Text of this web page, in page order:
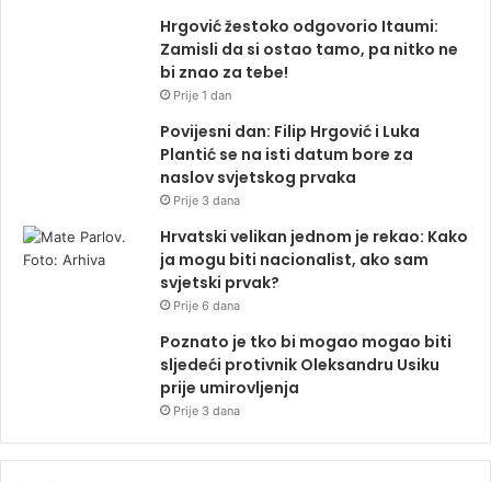
Hrgović žestoko odgovorio Itaumi:
Zamisli da si ostao tamo, pa nitko ne
bi znao za tebe!
Prije 1 dan
Povijesni dan: Filip Hrgović i Luka
Plantić se na isti datum bore za
naslov svjetskog prvaka
Prije 3 dana
Hrvatski velikan jednom je rekao: Kako
ja mogu biti nacionalist, ako sam
svjetski prvak?
Prije 6 dana
Poznato je tko bi mogao mogao biti
sljedeći protivnik Oleksandru Usiku
prije umirovljenja
Prije 3 dana